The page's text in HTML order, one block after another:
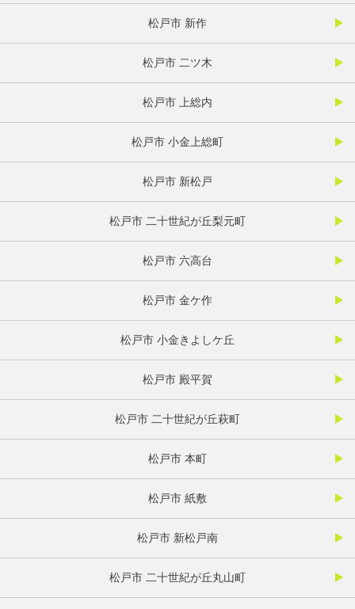
松戸市 新作
松戸市 二ツ木
松戸市 上総内
松戸市 小金上総町
松戸市 新松戸
松戸市 二十世紀が丘梨元町
松戸市 六高台
松戸市 金ケ作
松戸市 小金きよしケ丘
松戸市 殿平賀
松戸市 二十世紀が丘萩町
松戸市 本町
松戸市 紙敷
松戸市 新松戸南
松戸市 二十世紀が丘丸山町